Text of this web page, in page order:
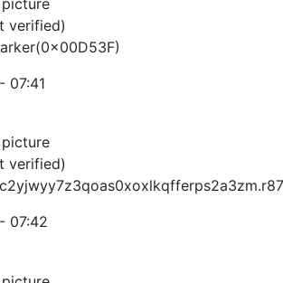
verified)
07:41
verified)
07:42